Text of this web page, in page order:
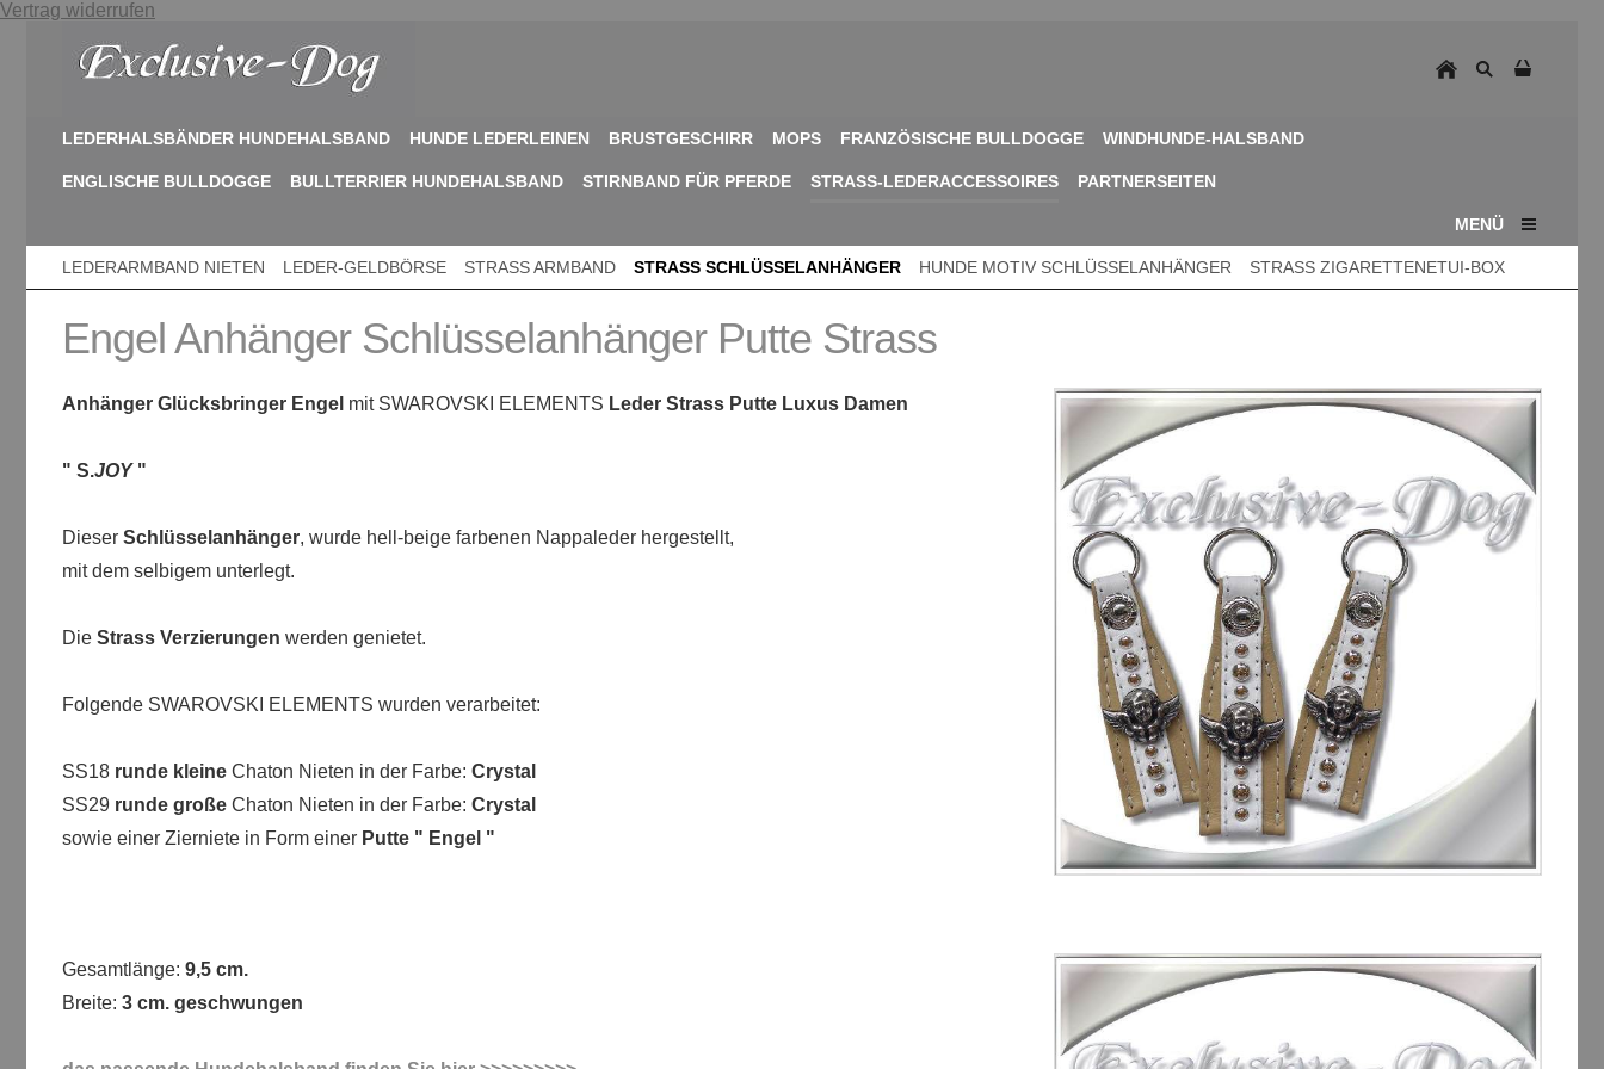
Vertrag widerrufen
LEDERHALSBÄNDER HUNDEHALSBAND HUNDE LEDERLEINEN BRUSTGESCHIRR MOPS FRANZÖSISCHE BULLDOGGE WINDHUNDE-HALSBAND
ENGLISCHE BULLDOGGE BULLTERRIER HUNDEHALSBAND STIRNBAND FÜR PFERDE STRASS-LEDERACCESSOIRES PARTNERSEITEN
MENÜ
LEDERARMBAND NIETEN LEDER-GELDBÖRSE STRASS ARMBAND STRASS SCHLÜSSELANHÄNGER HUNDE MOTIV SCHLÜSSELANHÄNGER STRASS ZIGARETTENETUI-BOX
Engel Anhänger Schlüsselanhänger Putte Strass
Anhänger Glücksbringer Engel mit SWAROVSKI ELEMENTS Leder Strass Putte Luxus Damen
" S.JOY"
Dieser Schlüsselanhänger, wurde hell-beige farbenen Nappaleder hergestellt,
mit dem selbigem unterlegt.
Die Strass Verzierungen werden genietet.
Folgende SWAROVSKI ELEMENTS wurden verarbeitet:
SS18 runde kleine Chaton Nieten in der Farbe: Crystal
SS29 runde große Chaton Nieten in der Farbe: Crystal
sowie einer Zierniete in Form einer Putte " Engel "
Gesamtlänge: 9,5 cm.
Breite: 3 cm. geschwungen